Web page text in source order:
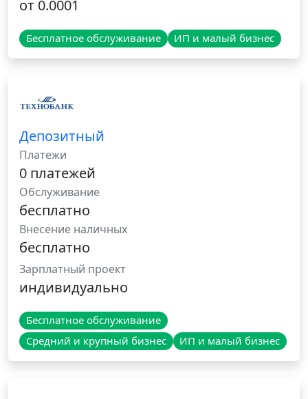
от 0.0001
Бесплатное обслуживание ИП и малый бизнес
Депозитный
Платежи
0 платежей
Обслуживание
бесплатно
Внесение наличных
бесплатно
Зарплатный проект
индивидуально
Бесплатное обслуживание
Средний и крупный бизнес
ИП и малый бизнес